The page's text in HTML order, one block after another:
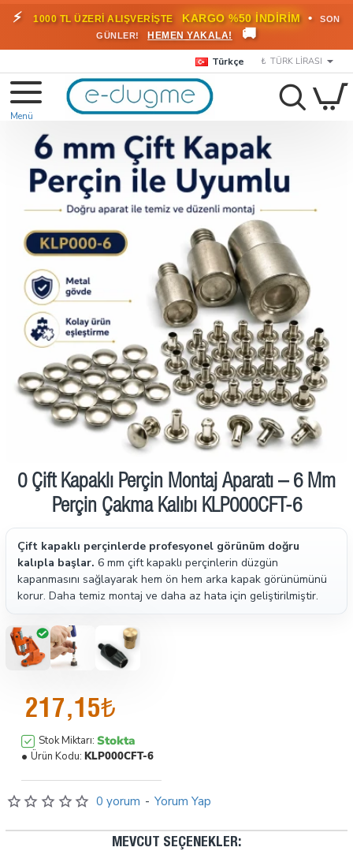
⚡ 1000 TL ÜZERİ ALIŞVERİŞTE KARGO %50 İNDİRİM •
SON
GÜNLER!
HEMEN YAKALA! 🚚
Türkçe ₺ TÜRK LIRASI
0 Çift Kapaklı Perçin Montaj Aparatı – 6 Mm
Perçin Çakma Kalıbı KLP000CFT-6
Çift kapaklı perçinlerde profesyonel görünüm doğru
kalıpla başlar. 6 mm çift kapaklı perçinlerin düzgün
kapanmasını sağlayarak hem ön hem arka kapak görünümünü
korur. Daha temiz montaj ve daha az hata için geliştirilmiştir.
0 yorum - Yorum Yap
217,15₺
Stok Miktarı: Stokta
Ürün Kodu: KLP000CFT-6
MEVCUT SEÇENEKLER: